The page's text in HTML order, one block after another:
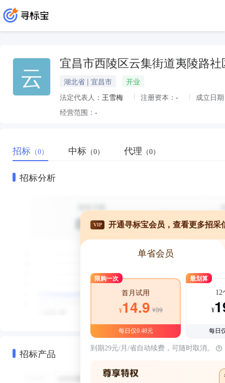
云 宜昌市西陵区云集街道夷陵路
湖北省 | 宜昌市
开业
法定代表人： 王雪梅 注册资本： -
成立日
经营范围： -
招标 （0） 中标 （0） 代理 （0）
招标分析
招标产品
VIP 开通寻标宝会员，查看更多招采
单省会员
限购一次
首月试用
¥14.9 ¥39
每日仅0.48元
最划算
12
¥
每日
到期29元/月/省自动续费，可随时取消。